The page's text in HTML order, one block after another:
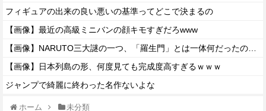
フィギュアの出来の良い悪いの基準ってどこで決まるの
【画像】最近の高級ミニバンの顔キモすぎだろwww
【画像】日本列島の形、何度見ても完成度高すぎるｗｗｗ
ジャンプで綺麗に終わった名作ないよな
ホーム 未分類